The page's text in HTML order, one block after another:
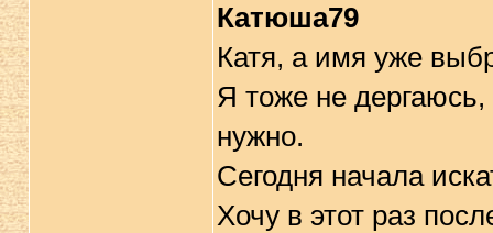
Катюша79
Катя, а имя уже
Я тоже не дергаюсь,
нужно.
Сегодня начала
Хочу в этот раз